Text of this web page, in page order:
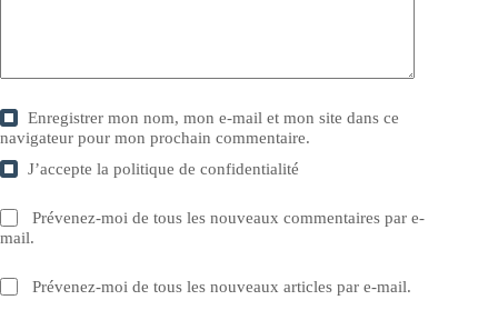
Enregistrer mon nom, mon e-mail et mon site dans ce
navigateur pour mon prochain commentaire.
J’accepte lapolitique de confidentialité
Prévenez-moi de tous les nouveaux commentaires par e-
mail.
Prévenez-moi de tous les nouveaux articles par e-mail.